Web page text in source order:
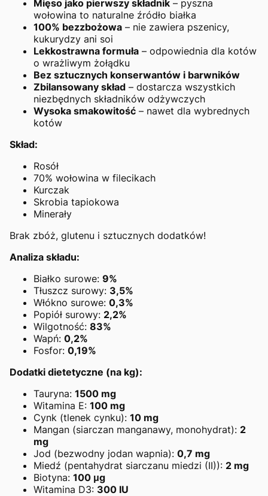
Mięso jako pierwszy składnik – pyszna
wołowina to naturalne źródło białka
100% bezzbożowa – nie zawiera pszenicy,
kukurydzy ani soi
Lekkostrawna formuła – odpowiednia dla kotów
o wrażliwym żołądku
Bez sztucznych konserwantów i barwników
Zbilansowany skład – dostarcza wszystkich
niezbędnych składników odżywczych
Wysoka smakowitość – nawet dla wybrednych
kotów
Skład:
Rosół
70% wołowina w filecikach
Kurczak
Skrobia tapiokowa
Minerały
Brak zbóż, glutenu i sztucznych dodatków!
Analiza składu:
Białko surowe: 9%
Tłuszcz surowy: 3,5%
Włókno surowe: 0,3%
Popiół surowy: 2,2%
Wilgotność: 83%
Wapń: 0,2%
Fosfor: 0,19%
Dodatki dietetyczne (na kg):
Tauryna: 1500 mg
Witamina E: 100 mg
Cynk (tlenek cynku): 10 mg
Mangan (siarczan manganawy, monohydrat): 2
mg
Jod (bezwodny jodan wapnia): 0,7 mg
Miedź (pentahydrat siarczanu miedzi (II)): 2 mg
Biotyna: 100 μg
Witamina D3: 300 IU